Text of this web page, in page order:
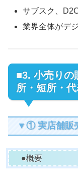
サブスク、
業界全体がデ
■3. 小売りの
所・短所・代
▼① 実店舗販
●概要